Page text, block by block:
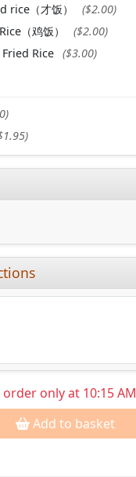
rice（才饭）
($2.00)
（鸡饭）
($2.00)
Rice ($3.00)
only at 10:15
Add to basket